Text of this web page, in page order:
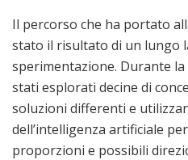
Il percorso che ha portato
stato il risultato di un lungo
sperimentazione. Durante
stati esplorati decine di
soluzioni differenti e
dell’intelligenza artificiale
proporzioni e possibili